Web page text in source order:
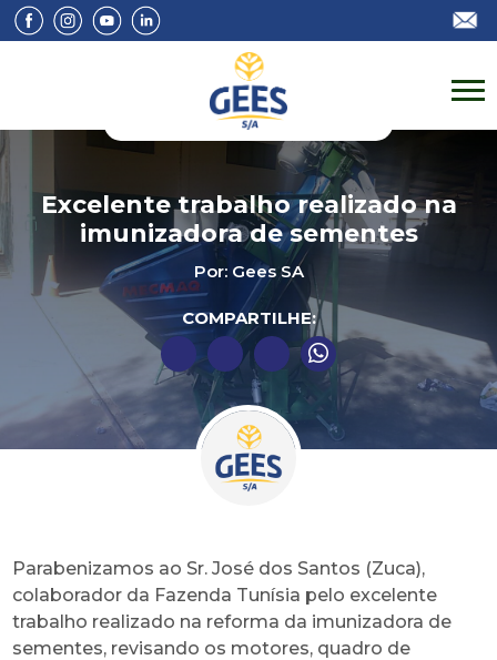
Excelente trabalho realizado na
imunizadora de sementes
Por: Gees SA
COMPARTILHE:
Parabenizamos ao Sr. José dos Santos (Zuca),
colaborador da Fazenda Tunísia pelo excelente
trabalho realizado na reforma da imunizadora de
sementes, revisando os motores, quadro de